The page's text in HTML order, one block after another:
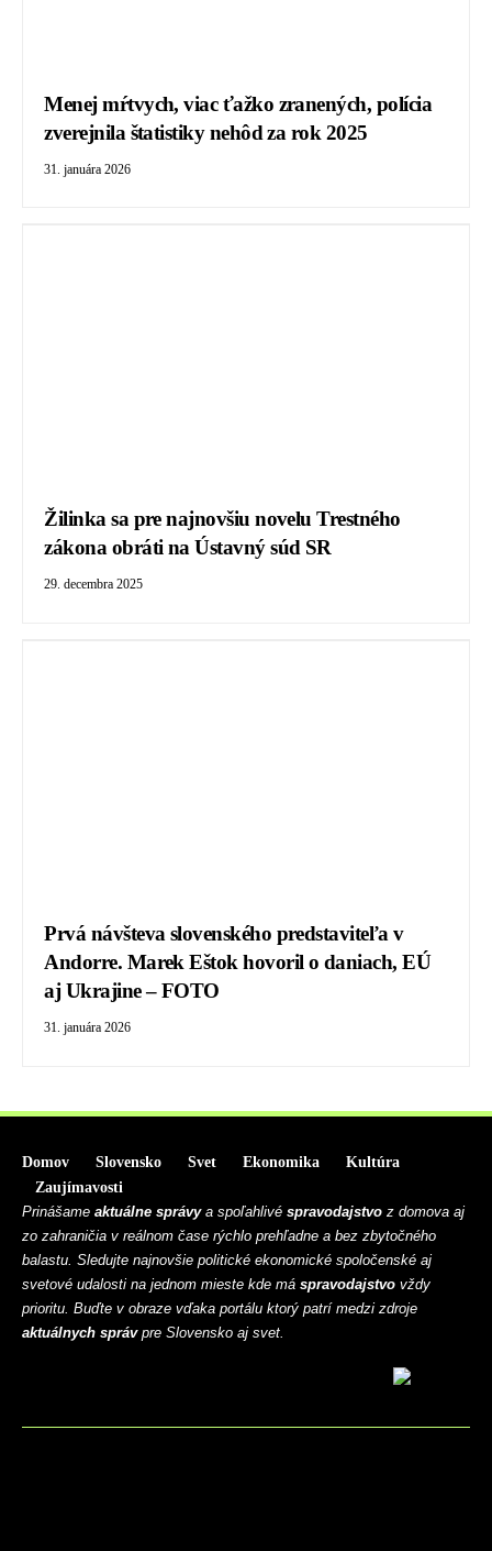
Menej mŕtvych, viac ťažko zranených, polícia
zverejnila štatistiky nehôd za rok 2025
31. januára 2026
Žilinka sa pre najnovšiu novelu Trestného
zákona obráti na Ústavný súd SR
29. decembra 2025
Prvá návšteva slovenského predstaviteľa v
Andorre. Marek Eštok hovoril o daniach, EÚ
aj Ukrajine – FOTO
31. januára 2026
Domov Slovensko Svet Ekonomika
Kultúra
Zaujímavosti
Prinášame aktuálne správya spoľahlivé spravodajstvo z domova aj
zo zahraničia v reálnom čase rýchlo prehľadne a bez zbytočného
balastu. Sledujte najnovšie politické ekonomické spoločenské aj
svetové udalosti na jednom mieste kde má spravodajstvo vždy
prioritu. Buďte v obraze vďaka portálu ktorý patrí medzi zdroje
aktuálnych správpre Slovensko aj svet.